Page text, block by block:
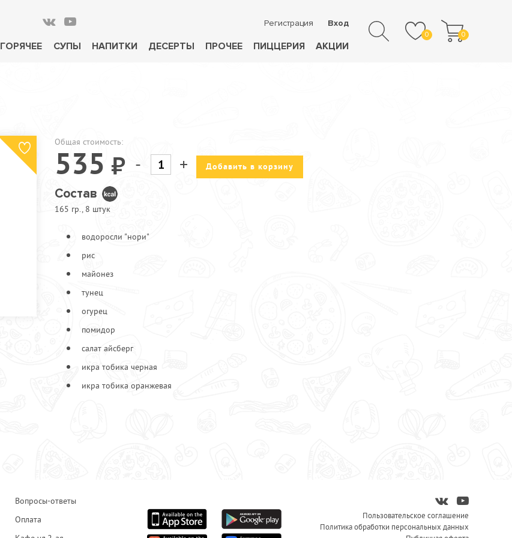
0 0
ГОРЯЧЕЕ СУПЫ НАПИТКИ ДЕСЕРТЫ ПРОЧЕЕ ПИЦЦЕРИЯ АКЦИИ
Регистрация Вход
Общая стоимость:
535 - + Добавить в корзину
Состав
165 гр., 8 штук
водоросли "нори"
рис
майонез
тунец
огурец
помидор
салат айсберг
икра тобика черная
икра тобика оранжевая
Вопросы-ответы
Оплата
Пользовательское соглашение
Политика обработки персональных данных